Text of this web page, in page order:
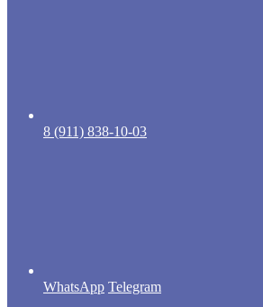
8 (911) 838-10-03
WhatsApp Telegram